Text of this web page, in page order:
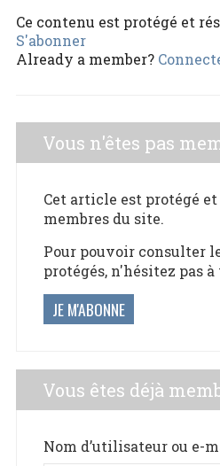
Ce contenu est protégé et
S'abonner
Already a member?
Vous n'êtes pas
Cet article est protégé
membres du site.
Pour pouvoir consulter
protégés, n'hésitez pas à
JE M'ABONNE
Vous êtes déjà
Nom d’utilisateur ou e-